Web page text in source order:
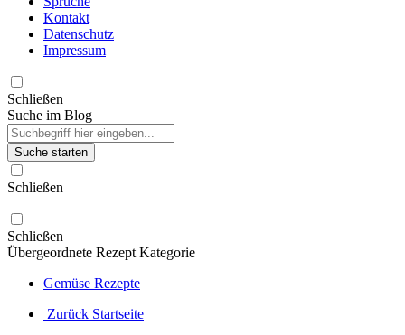
Kontakt
Datenschutz
Impressum
Schließen
Suche im Blog
Suche starten
Schließen
Schließen
Übergeordnete Rezept Kategorie
Gemüse Rezepte
Zurück Startseite